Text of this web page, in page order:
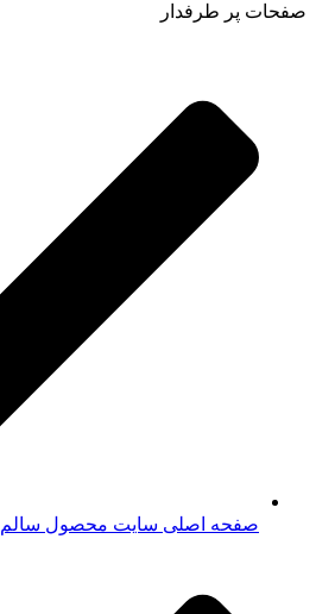
صفحات پر طرفدار
صفحه اصلی سایت محصول سالم